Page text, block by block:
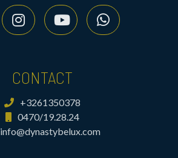
CONTACT
+3261350378
0470/19.28.24
info@dynastybelux.com